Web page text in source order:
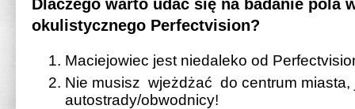
Dlaczego warto udać się na badanie pola
okulistycznego Perfectvision?
Maciejowiec jest niedaleko od
Nie musisz wjeżdżać do centrum miasta,
autostrady/obwodnicy!